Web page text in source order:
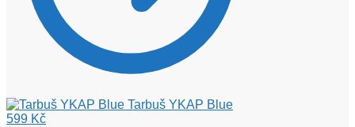
Tarbuš YKAP Blue
599 Kč